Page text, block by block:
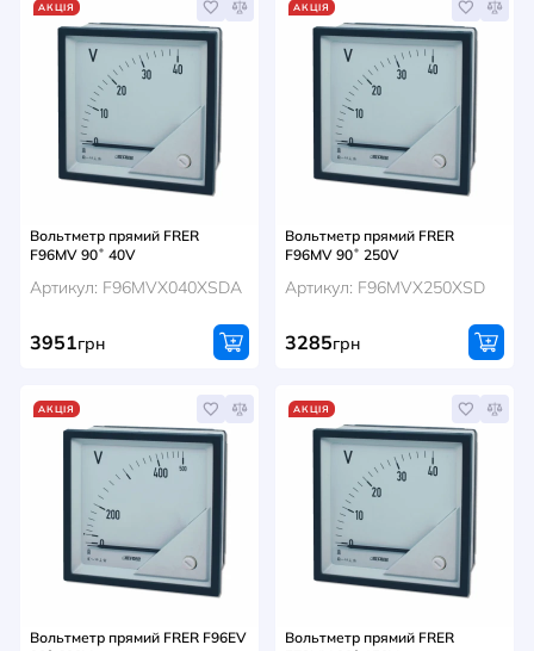
АКЦІЯ
Вольтметр прямий FRER
F96MV 90˚ 40V
Артикул: F96MVX040XSDA
3951грн
АКЦІЯ
Вольтметр прямий FRER
F96MV 90˚ 250V
Артикул: F96MVX250XSD
3285грн
АКЦІЯ
Вольтметр прямий FRER F96EV
АКЦІЯ
Вольтметр прямий FRER